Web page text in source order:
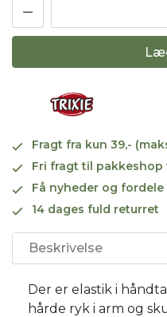
Fragt fra kun 39,-
Fri fragt til pakkeshop
Få nyheder og
14 dages fuld returret
Beskrivelse
Der er elastik i
hårde ryk i arm og